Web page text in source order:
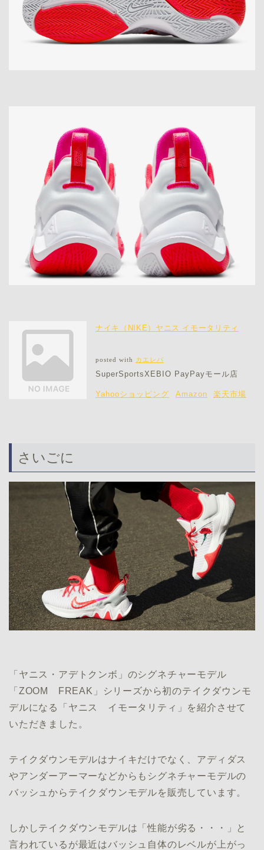
ナイキ（NIKE）ヤニス イモータリティ
posted with カエレバ
SuperSportsXEBIO PayPayモール店
Yahooショッピング Amazon 楽天市場
さいごに
「ヤニス・アデトクンボ」のシグネチャーモデル
「ZOOM FREAK」シリーズから初のテイクダウンモ
デルになる「ヤニス イモータリティ」を紹介させて
いただきました。
テイクダウンモデルはナイキだけでなく、アディダス
やアンダーアーマーなどからもシグネチャーモデルの
バッシュからテイクダウンモデルを販売しています。
しかしテイクダウンモデルは「性能が劣る・・・」と
言われているが最近はバッシュ自体のレベルが上がっ